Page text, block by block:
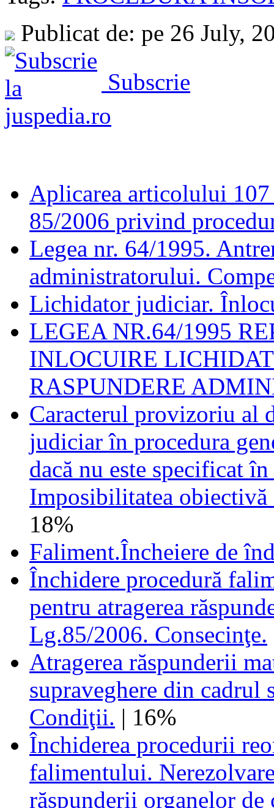
Publicat de: pe 26 July,
Subscrie
Aplicarea articolului
85/2006 privind
Legea nr. 64/1995.
administratorului.
Lichidator judiciar.
LEGEA NR.64/1995
INLOCUIRE
RASPUNDERE
Caracterul provizoriu al
judiciar în procedura
dacă nu este specificat
Imposibilitatea
18%
Faliment.Încheiere de
Închidere procedură
pentru atragerea
Lg.85/2006. Consecinţe.
Atragerea răspunderii
supraveghere din cadrul
Condiţii. | 16%
Închiderea procedurii
falimentului.
răspunderii organelor de